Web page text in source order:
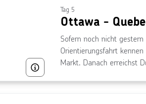
Bild von © Elijah-Lovkoff, lizensiert unter über Getty
Tag 5
Ottawa -
Sofern noch nicht
Orientierungsfahrt
Markt. Danach erreichst
und intakten